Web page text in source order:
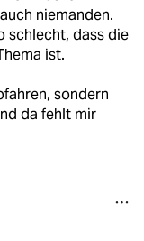
niemanden.
schlecht, dass die
ist.
sondern
da fehlt mir